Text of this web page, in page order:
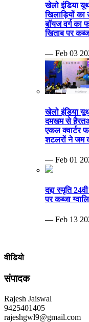
खेलो इंडिया
खिलाड़ियों का
बॉयज वर्ग का
खिताब पर
— Feb 03
खेलो इंडिया
दमखम से
एकल क्वार्टर
शटलरों ने जम
— Feb 01
दद्दा स्मृति
पर कब्जा
— Feb 13
वीडियो
संपादक
Rajesh Jaiswal
9425401405
rajeshgwl9@gmail.com